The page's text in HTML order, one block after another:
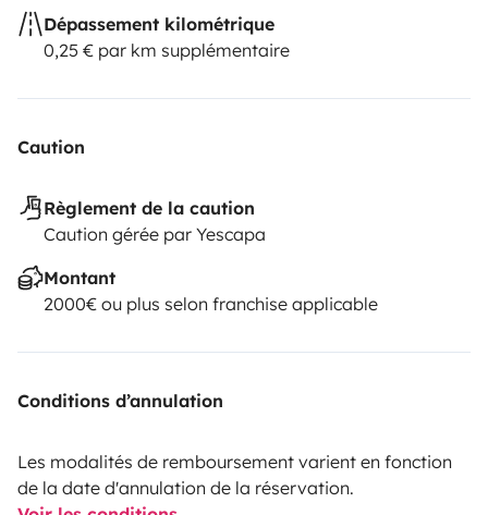
Dépassement kilométrique
0,25 € par km supplémentaire
Caution
Règlement de la caution
Caution gérée par Yescapa
Montant
2000€ ou plus selon franchise applicable
Conditions d’annulation
Les modalités de remboursement varient en fonction
de la date d'annulation de la réservation.